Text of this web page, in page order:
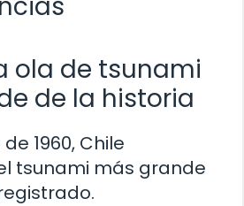
ola de tsunami
de la historia
1960, Chile
tsunami más grande